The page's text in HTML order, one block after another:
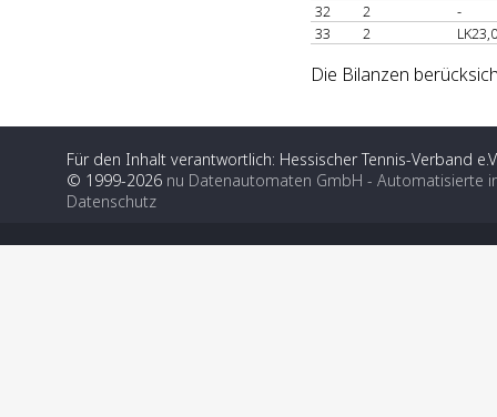
32
2
-
33
2 LK23,0
Die Bilanzen
Für den Inhalt verantwortlich: Hessischer Tennis-Verband
© 1999-2026 nu Datenautomaten GmbH - Automatisierte
Datenschutz